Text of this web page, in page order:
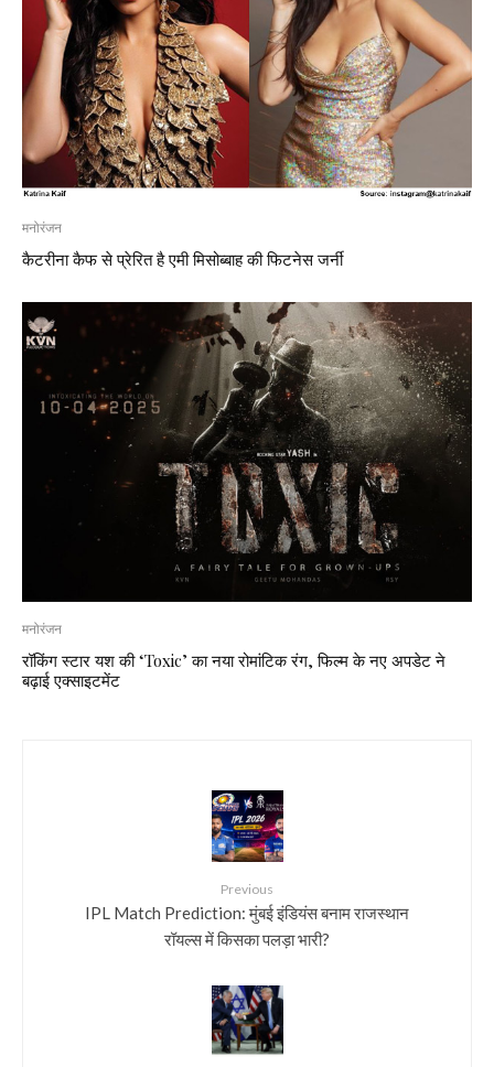
मनोरंजन
कैटरीना कैफ से प्रेरित है एमी मिसोब्बाह की फिटनेस जर्नी
मनोरंजन
रॉकिंग स्टार यश की ‘Toxic’ का नया रोमांटिक रंग, फिल्म के नए अपडेट ने
बढ़ाई एक्साइटमेंट
Previous
IPL Match Prediction: मुंबई इंडियंस बनाम राजस्थान
रॉयल्स में किसका पलड़ा भारी?